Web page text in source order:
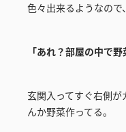
色々出来るようなので
「あれ？部屋の中で野
玄関入ってすぐ右側
んか野菜作ってる。